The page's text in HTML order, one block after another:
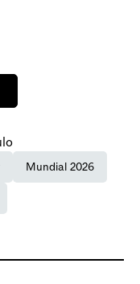
Mundial 2026